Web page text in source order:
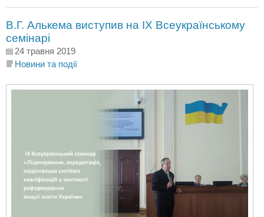
В.Г. Алькема виступив на ІХ Всеукраїнському
семінарі
24 травня 2019
Новини та події